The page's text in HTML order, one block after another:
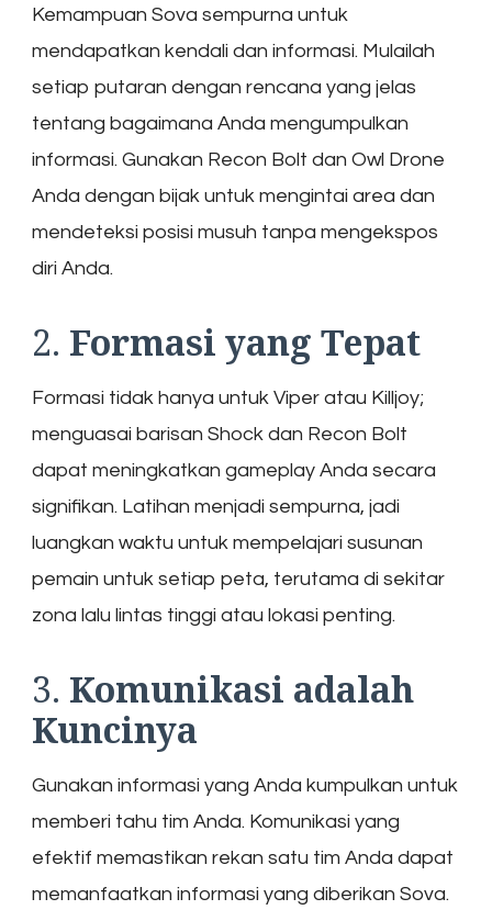
Kemampuan Sova sempurna untuk
mendapatkan kendali dan informasi. Mulailah
setiap putaran dengan rencana yang jelas
tentang bagaimana Anda mengumpulkan
informasi. Gunakan Recon Bolt dan Owl Drone
Anda dengan bijak untuk mengintai area dan
mendeteksi posisi musuh tanpa mengekspos
diri Anda.
2. Formasi yang Tepat
Formasi tidak hanya untuk Viper atau Killjoy;
menguasai barisan Shock dan Recon Bolt
dapat meningkatkan gameplay Anda secara
signifikan. Latihan menjadi sempurna, jadi
luangkan waktu untuk mempelajari susunan
pemain untuk setiap peta, terutama di sekitar
zona lalu lintas tinggi atau lokasi penting.
3. Komunikasi adalah
Kuncinya
Gunakan informasi yang Anda kumpulkan untuk
memberi tahu tim Anda. Komunikasi yang
efektif memastikan rekan satu tim Anda dapat
memanfaatkan informasi yang diberikan Sova.